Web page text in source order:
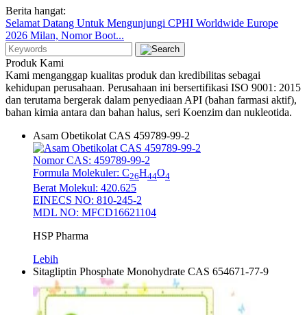
Berita hangat:
Selamat Datang Untuk Mengunjungi CPHI Worldwide Europe
2026 Milan, Nomor Boot...
Produk Kami
Kami menganggap kualitas produk dan kredibilitas sebagai
kehidupan perusahaan. Perusahaan ini bersertifikasi ISO 9001: 2015
dan terutama bergerak dalam penyediaan API (bahan farmasi aktif),
bahan kimia antara dan bahan halus, seri Koenzim dan nukleotida.
Asam Obetikolat CAS 459789-99-2
Nomor CAS: 459789-99-2
Formula Molekuler: C26H44O4
Berat Molekul: 420.625
EINECS NO: 810-245-2
MDL NO: MFCD16621104
HSP Pharma
Lebih
Sitagliptin Phosphate Monohydrate CAS 654671-77-9